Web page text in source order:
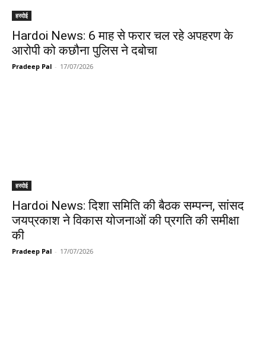
हरदोई
Hardoi News: 6 माह से फरार चल रहे अपहरण के
आरोपी को कछौना पुलिस ने दबोचा
Pradeep Pal - 17/07/2026
हरदोई
Hardoi News: दिशा समिति की बैठक सम्पन्न, सांसद
जयप्रकाश ने विकास योजनाओं की प्रगति की समीक्षा
की
Pradeep Pal - 17/07/2026